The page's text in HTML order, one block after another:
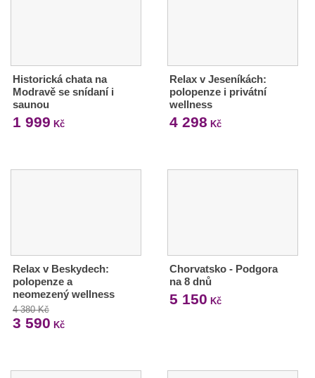
Historická chata na
Modravě se snídaní i
saunou
1 999 Kč
Relax v Jeseníkách:
polopenze i privátní
wellness
4 298 Kč
Relax v Beskydech:
polopenze a
neomezený wellness
4 380 Kč
3 590 Kč
Chorvatsko - Podgora
na 8 dnů
5 150 Kč